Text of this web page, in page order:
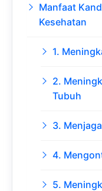
Manfaat
Kesehatan
1.
2.
Tubuh
3.
4.
5.